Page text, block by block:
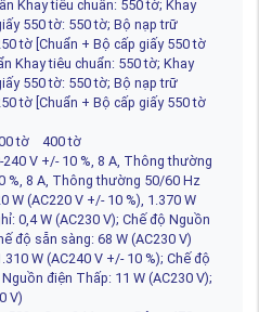
Khay tiêu chuẩn: 550 tờ; Khay
550 tờ: 550 tờ; Bộ nạp trữ
tờ [Chuẩn + Bộ cấp giấy 550 tờ
Khay tiêu chuẩn: 550 tờ; Khay
550 tờ: 550 tờ; Bộ nạp trữ
tờ [Chuẩn + Bộ cấp giấy 550 tờ
tờ 400 tờ
V +/- 10 %, 8 A, Thông thường
8 A, Thông thường 50/60 Hz
(AC220 V +/- 10 %), 1.370 W
0,4 W (AC230 V); Chế độ Nguồn
độ sẵn sàng: 68 W (AC230 V)
W (AC240 V +/- 10 %); Chế độ
điện Thấp: 11 W (AC230 V);
V)